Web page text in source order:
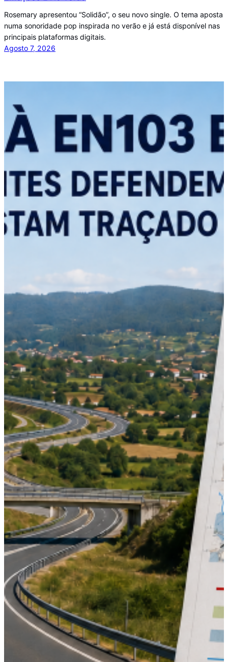
Rosemary apresentou “Solidão”, o seu novo single. O tema aposta
numa sonoridade pop inspirada no verão e já está disponível nas
principais plataformas digitais.
Agosto 7, 2026